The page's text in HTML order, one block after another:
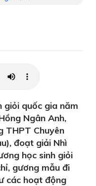
giỏi quốc gia năm
Ngân Anh,
THPT Chuyên
đoạt giải Nhì
học sinh giỏi
gương mẫu đi
các hoạt động